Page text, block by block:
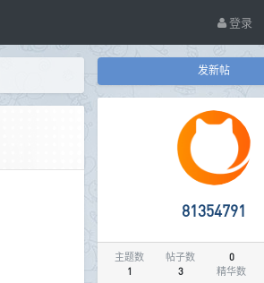
登录
发新帖
81354791
主题数
1
帖子数
3
0
精华数